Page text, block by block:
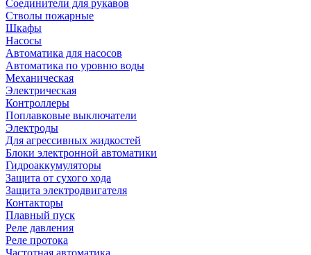
Соединители для рукавов
Стволы пожарные
Шкафы
Насосы
Автоматика для насосов
Автоматика по уровню воды
Механическая
Электрическая
Контроллеры
Поплавковые выключатели
Электроды
Для агрессивных жидкостей
Блоки электронной автоматики
Гидроаккумуляторы
Защита от сухого хода
Защита электродвигателя
Контакторы
Плавный пуск
Реле давления
Реле протока
Частотная автоматика